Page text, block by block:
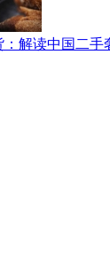
：解读中国二手